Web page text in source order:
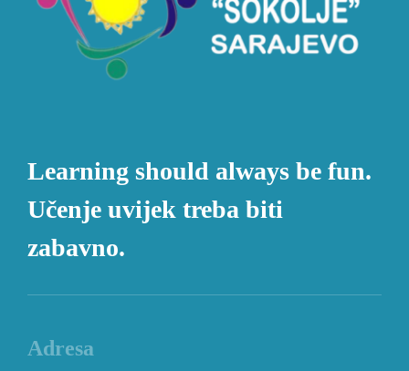
Learning should always be fun.
Učenje uvijek treba biti
zabavno.
Adresa